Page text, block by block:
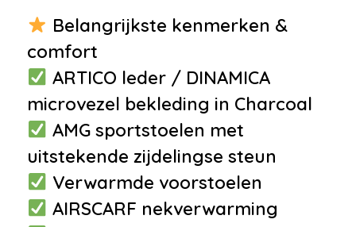
Infotainment
•Audio installatie
•Navigatiesysteem full map
•Achteruitrijcamera
•Bluetooth
telefoonvoorbereiding
•Multimedia-voorbereiding
•Navigatiesysteem
Belangrijkste kenmerken &
comfort
ARTICO leder / DINAMICA
microvezel bekleding in Charcoal
AMG sportstoelen met
uitstekende zijdelingse steun
Verwarmde voorstoelen
AIRSCARF nekverwarming